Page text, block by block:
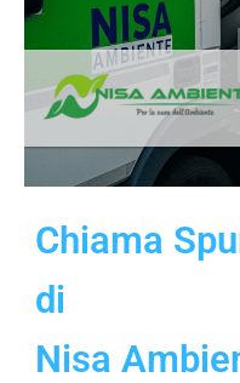
Chiama
di
Nisa